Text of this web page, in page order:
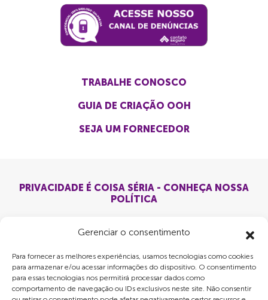
Gerenciar o consentimento
Para fornecer as melhores experiências, usamos tecnologias como cookies
para armazenar e/ou acessar informações do dispositivo. O consentimento
para essas tecnologias nos permitirá processar dados como
comportamento de navegação ou IDs exclusivos neste site. Não consentir
TRABALHE CONOSCO
GUIA DE CRIAÇÃO OOH
SEJA UM FORNECEDOR
PRIVACIDADE É COISA SÉRIA - CONHEÇA NOSSA
POLÍTICA